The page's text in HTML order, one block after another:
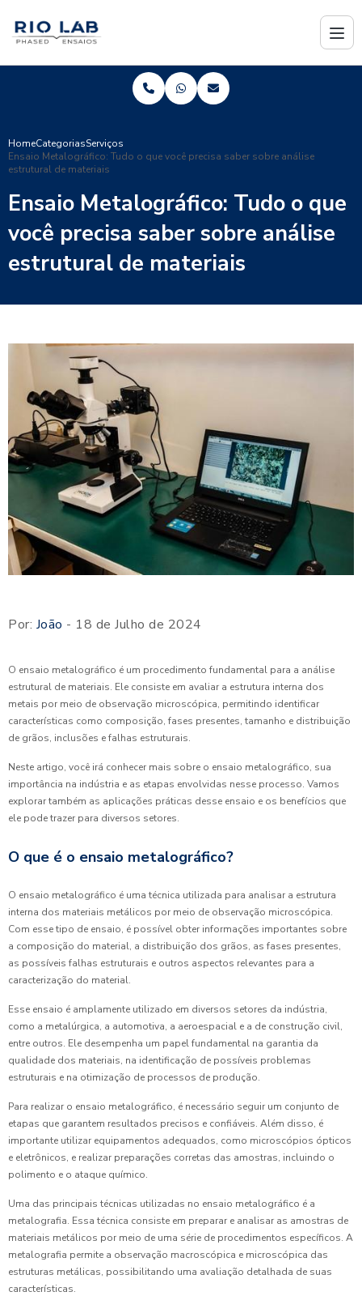
HomeCategoriasServiços
Ensaio Metalográfico: Tudo o que você precisa saber sobre análise
estrutural de materiais
Ensaio Metalográfico: Tudo o que
você precisa saber sobre análise
estrutural de materiais
Por: João - 18 de Julho de 2024
O ensaio metalográfico é um procedimento fundamental para a análise
estrutural de materiais. Ele consiste em avaliar a estrutura interna dos
metais por meio de observação microscópica, permitindo identificar
características como composição, fases presentes, tamanho e distribuição
de grãos, inclusões e falhas estruturais.
Neste artigo, você irá conhecer mais sobre o ensaio metalográfico, sua
importância na indústria e as etapas envolvidas nesse processo. Vamos
explorar também as aplicações práticas desse ensaio e os benefícios que
ele pode trazer para diversos setores.
O que é o ensaio metalográfico?
O ensaio metalográfico é uma técnica utilizada para analisar a estrutura
interna dos materiais metálicos por meio de observação microscópica.
Com esse tipo de ensaio, é possível obter informações importantes sobre
a composição do material, a distribuição dos grãos, as fases presentes,
as possíveis falhas estruturais e outros aspectos relevantes para a
caracterização do material.
Esse ensaio é amplamente utilizado em diversos setores da indústria,
como a metalúrgica, a automotiva, a aeroespacial e a de construção civil,
entre outros. Ele desempenha um papel fundamental na garantia da
qualidade dos materiais, na identificação de possíveis problemas
estruturais e na otimização de processos de produção.
Para realizar o ensaio metalográfico, é necessário seguir um conjunto de
etapas que garantem resultados precisos e confiáveis. Além disso, é
importante utilizar equipamentos adequados, como microscópios ópticos
e eletrônicos, e realizar preparações corretas das amostras, incluindo o
polimento e o ataque químico.
Uma das principais técnicas utilizadas no ensaio metalográfico é a
metalografia. Essa técnica consiste em preparar e analisar as amostras de
materiais metálicos por meio de uma série de procedimentos específicos. A
metalografia permite a observação macroscópica e microscópica das
estruturas metálicas, possibilitando uma avaliação detalhada de suas
características.